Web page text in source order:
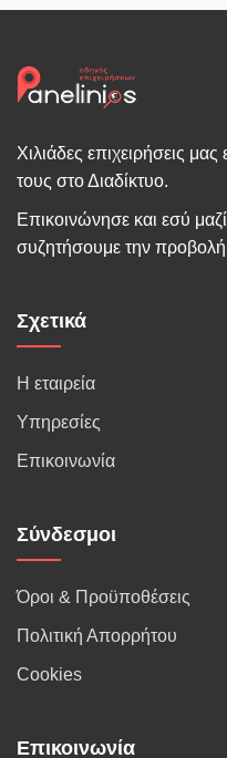
Χιλιάδες επιχειρήσεις
τους στο Διαδίκτυο.
Επικοινώνησε και εσύ
συζητήσουμε την προβολή
Σχετικά
Η εταιρεία
Υπηρεσίες
Επικοινωνία
Σύνδεσμοι
Όροι & Προϋποθέσεις
Πολιτική Απορρήτου
Cookies
Επικοινωνία